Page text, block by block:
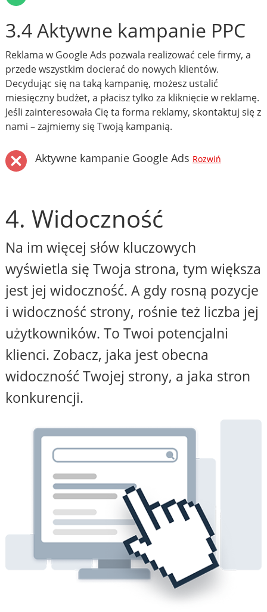
3.4 Aktywne kampanie PPC
Reklama w Google Ads pozwala realizować cele firmy, a
przede wszystkim docierać do nowych klientów.
Decydując się na taką kampanię, możesz ustalić
miesięczny budżet, a płacisz tylko za kliknięcie w reklamę.
Jeśli zainteresowała Cię ta forma reklamy, skontaktuj się z
nami – zajmiemy się Twoją kampanią.
Aktywne kampanie Google Ads Rozwiń
4. Widoczność
Na im więcej słów kluczowych
wyświetla się Twoja strona, tym większa
jest jej widoczność. A gdy rosną pozycje
i widoczność strony, rośnie też liczba jej
użytkowników. To Twoi potencjalni
klienci. Zobacz, jaka jest obecna
widoczność Twojej strony, a jaka stron
konkurencji.